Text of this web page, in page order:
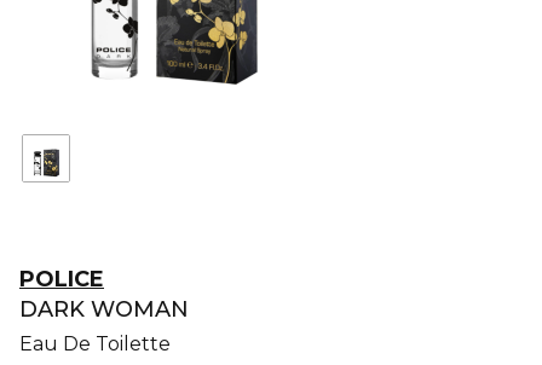
POLICE
DARK WOMAN
Eau De Toilette